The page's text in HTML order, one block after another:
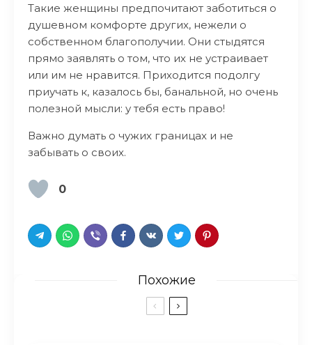
Такие женщины предпочитают заботиться о
душевном комфорте других, нежели о
собственном благополучии. Они стыдятся
прямо заявлять о том, что их не устраивает
или им не нравится. Приходится подолгу
приучать к, казалось бы, банальной, но очень
полезной мысли: у тебя есть право!
Важно думать о чужих границах и не
забывать о своих.
0
Похожие